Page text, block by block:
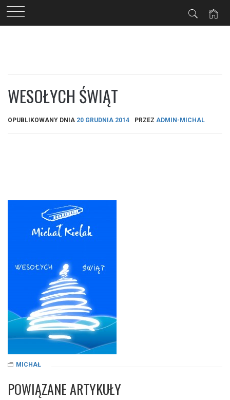
WESOŁYCH ŚWIĄT
OPUBLIKOWANY DNIA 20 GRUDNIA 2014 PRZEZ ADMIN-MICHAL
MICHAŁ
POWIĄZANE ARTYKUŁY